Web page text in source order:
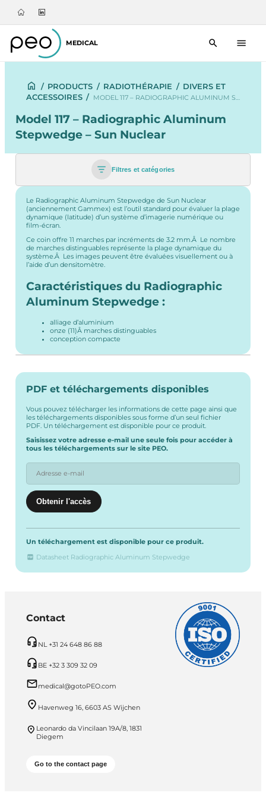
MEDICAL
/ PRODUCTS / RADIOTHÉRAPIE / DIVERS ET
ACCESSOIRES / MODEL 117 – RADIOGRAPHIC ALUMINUM S…
Model 117 – Radiographic Aluminum
Stepwedge – Sun Nuclear
Filtres et catégories
Le Radiographic Aluminum Stepwedge de Sun Nuclear
(anciennement Gammex) est l’outil standard pour évaluer la plage
dynamique (latitude) d’un système d’imagerie numérique ou
film-écran.
Ce coin offre 11 marches par incréments de 3.2 mm.Â Le nombre
de marches distinguables représente la plage dynamique du
système.Â Les images peuvent être évaluées visuellement ou à
l’aide d’un densitomètre.
Caractéristiques du Radiographic
Aluminum Stepwedge :
alliage d’aluminium
onze (11)Â marches distinguables
conception compacte
PDF et téléchargements disponibles
Vous pouvez télécharger les informations de cette page ainsi que
les téléchargements disponibles sous forme d’un seul fichier
PDF. Un téléchargement est disponible pour ce produit.
Saisissez votre adresse e-mail une seule fois pour accéder à
tous les téléchargements sur le site PEO.
Un téléchargement est disponible pour ce produit.
Datasheet Radiographic Aluminum Stepwedge
Contact
NL +31 24 648 86 88
BE +32 3 309 32 09
medical@gotoPEO.com
Havenweg 16, 6603 AS Wijchen
Leonardo da Vincilaan 19A/8, 1831
Diegem
Go to the contact page